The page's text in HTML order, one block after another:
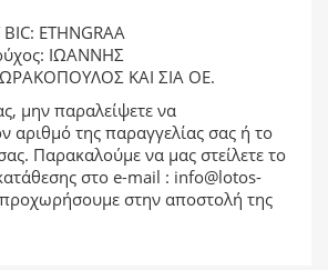
BIC: ETHNGRAA
ΙΩΑΝΝΗΣ
ΚΑΙ ΣΙΑ ΟΕ.
μην παραλείψετε να
αριθμό της παραγγελίας σας ή το
Παρακαλούμε να μας στείλετε το
στο e-mail : info@lotos-
στην αποστολή της